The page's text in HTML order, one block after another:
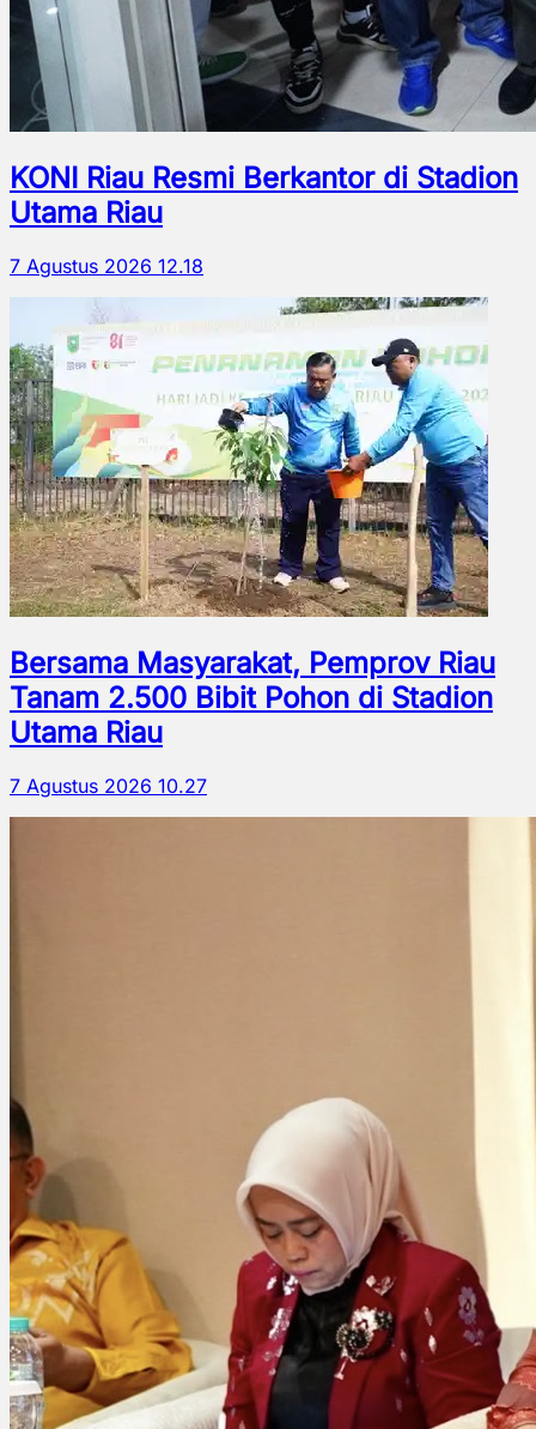
KONI Riau Resmi Berkantor di Stadion
Utama Riau
7 Agustus 2026 12.18
Bersama Masyarakat, Pemprov Riau
Tanam 2.500 Bibit Pohon di Stadion
Utama Riau
7 Agustus 2026 10.27